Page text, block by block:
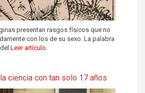
presentan rasgos físicos que no
con los de su sexo. La palabra
Leer artículo
ciencia con tan solo 17 años